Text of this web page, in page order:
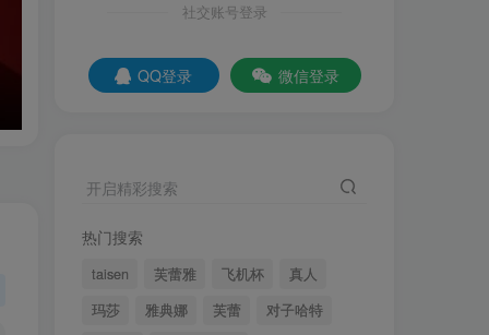
社交账号登录
QQ登录 微信登录
开启精彩搜索
热门搜索
taisen 芙蕾雅 飞机杯
真人
玛莎
雅典娜 芙蕾
对子哈特